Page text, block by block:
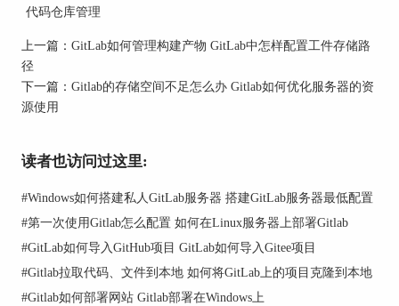
选择要迁移的GitHub项目。
设置导入选项：
确认项目名称和权限。
点击“开始导入”。
代码仓库管理
上一篇： GitLab如何管理构建产物 GitLab中怎样配置工件存储路
径
下一篇： Gitlab的存储空间不足怎么办 Gitlab如何优化服务器的资
源使用
读者也访问过这里:
#Windows如何搭建私人GitLab服务器 搭建GitLab服务器最低配置
#第一次使用Gitlab怎么配置 如何在Linux服务器上部署Gitlab
#GitLab如何导入GitHub项目 GitLab如何导入Gitee项目
#Gitlab拉取代码、文件到本地 如何将GitLab上的项目克隆到本地
#Gitlab如何部署网站 Gitlab部署在Windows上